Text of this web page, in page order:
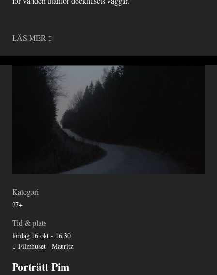
LÄS MER
Kategori
27+
Tid & plats
lördag 16 okt - 16.30
Filmhuset - Mauritz
Porträtt Pim